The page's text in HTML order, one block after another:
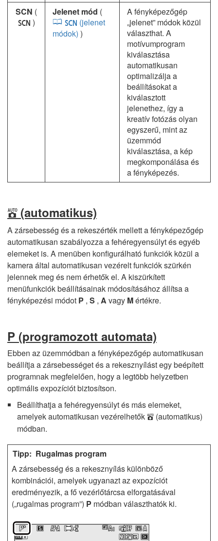
SCN (
h )
Jelenet mód (
h (jelenet
módok) )
A fényképezőgép
„jelenet” módok közül
választhat. A
motívumprogram
kiválasztása
automatikusan
optimalizálja a
beállításokat a
kiválasztott
jelenethez, így a
kreatív fotózás olyan
egyszerű, mint az
üzemmód
kiválasztása, a kép
megkomponálása és
a fényképezés.
b (automatikus)
A zársebesség és a rekeszérték mellett a fényképezőgép
automatikusan szabályozza a fehéregyensúlyt és egyéb
elemeket is. A menüben konfigurálható funkciók közül a
kamera által automatikusan vezérelt funkciók szürkén
jelennek meg és nem érhetők el. A kiszürkített
menüfunkciók beállításainak módosításához állítsa a
fényképezési módot P , S , A vagy Mértékre.
P (programozott automata)
Ebben az üzemmódban a fényképezőgép automatikusan
beállítja a zársebességet és a rekesznyílást egy beépített
programnak megfelelően, hogy a legtöbb helyzetben
optimális expozíciót biztosítson.
Beállíthatja a fehéregyensúlyt és más elemeket,
amelyek automatikusan vezérelhetők b (automatikus)
módban.
Rugalmas program
A zársebesség és a rekesznyílás különböző
kombinációi, amelyek ugyanazt az expozíciót
eredményezik, a fő vezérlőtárcsa elforgatásával
(„rugalmas program”) P módban választhatók ki.